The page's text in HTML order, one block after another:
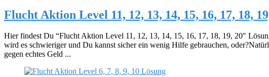
Flucht Aktion Level 11, 12, 13, 14, 15, 16, 17, 18,
Hier findest Du “Flucht Aktion Level 11, 12, 13, 14, 15, 16, 17, 18, 19, 20″
wird es schwieriger und Du kannst sicher ein wenig Hilfe gebrauchen,
gegen echtes Geld ...